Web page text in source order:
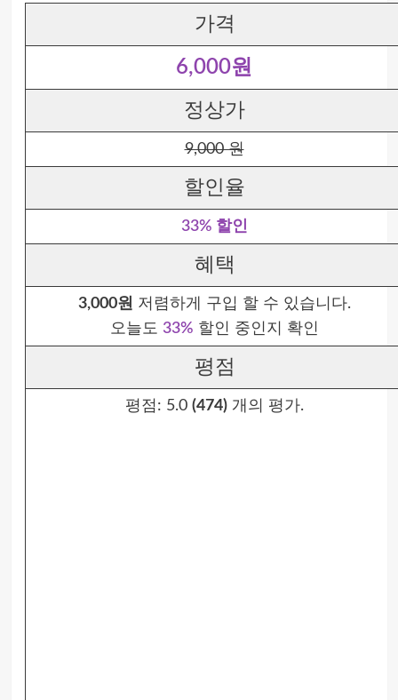
가격
6,000원
정상가
9,000 원
할인율
33% 할인
혜택
3,000원 저렴하게 구입 할 수 있습니다.
오늘도 33% 할인 중인지 확인
평점
평점: 5.0 (474)개의 평가.